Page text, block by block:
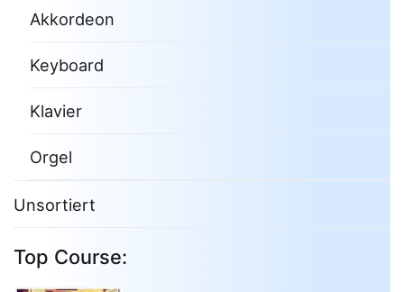
Akkordeon
Keyboard
Klavier
Orgel
Unsortiert
Top Course: